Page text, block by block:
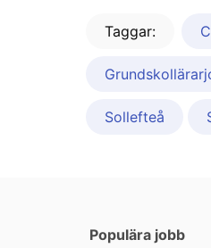
Taggar:
Sollefteå
Populära jobb